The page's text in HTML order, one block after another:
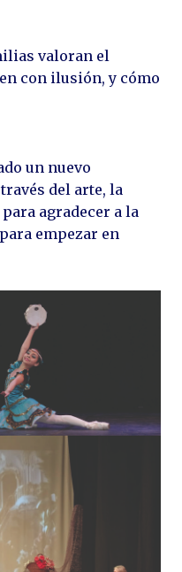
valoran el
con ilusión, y cómo
un nuevo
del arte, la
agradecer a la
empezar en